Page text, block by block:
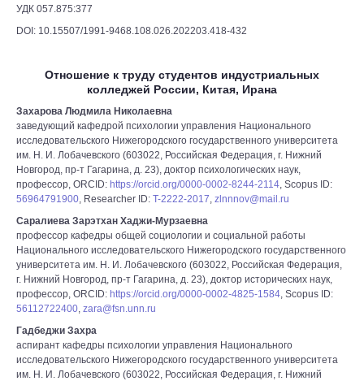
УДК 057.875:377
DOI: 10.15507/1991-9468.108.026.202203.418-432
Отношение к труду студентов индустриальных
колледжей России, Китая, Ирана
Захарова Людмила Николаевна
заведующий кафедрой психологии управления Национального
исследовательского Нижегородского государственного университета
им. Н. И. Лобачевского (603022, Российская Федерация, г. Нижний
Новгород, пр-т Гагарина, д. 23), доктор психологических наук,
профессор, ORCID: https://orcid.org/0000-0002-8244-2114, Scopus ID:
56964791900, Researcher ID: T-2222-2017, zlnnnov@mail.ru
Саралиева Зарэтхан Хаджи-Мурзаевна
профессор кафедры общей социологии и социальной работы
Национального исследовательского Нижегородского государственного
университета им. Н. И. Лобачевского (603022, Российская Федерация,
г. Нижний Новгород, пр-т Гагарина, д. 23), доктор исторических наук,
профессор, ORCID: https://orcid.org/0000-0002-4825-1584, Scopus ID:
56112722400, zara@fsn.unn.ru
Гадбеджи Захра
аспирант кафедры психологии управления Национального
исследовательского Нижегородского государственного университета
им. Н. И. Лобачевского (603022, Российская Федерация, г. Нижний